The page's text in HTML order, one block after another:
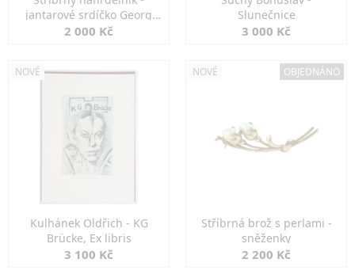
jantarové srdíčko Georg
Kramer
2 000 Kč
Slunečnice
3 000 Kč
NOVÉ
Kulhánek Oldřich - KG
Brücke, Ex libris
3 100 Kč
NOVÉ OBJEDNÁNO
Stříbrná brož s perlami -
sněženky
2 200 Kč